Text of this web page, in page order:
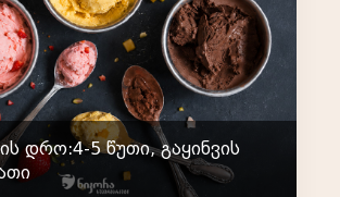
დრო:4-5 წუთი, გაყინვის